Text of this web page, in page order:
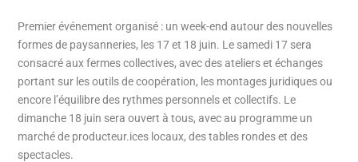
Premier événement organisé : un week-end autour des nouvelles
formes de paysanneries, les 17 et 18 juin. Le samedi 17 sera
consacré aux fermes collectives, avec des ateliers et échanges
portant sur les outils de coopération, les montages juridiques ou
encore l’équilibre des rythmes personnels et collectifs. Le
dimanche 18 juin sera ouvert à tous, avec au programme un
marché de producteur.ices locaux, des tables rondes et des
spectacles.